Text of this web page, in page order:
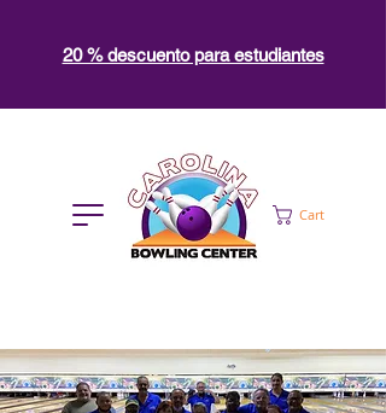
Cart
20 % descuento para estudiantes